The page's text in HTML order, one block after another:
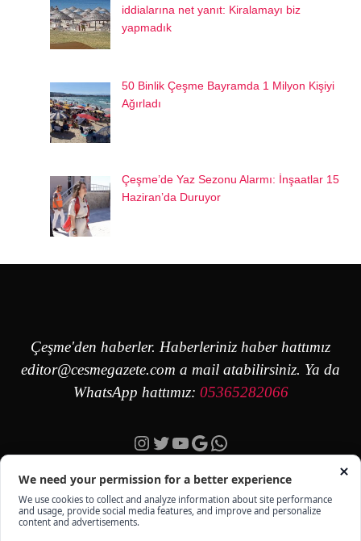
iddialarına net yanıt: Kiralamayı biz
yapmadık
50 Binlik Çeşme Bayramda 1 Milyon Kişiyi
Ağırladı
Çeşme’de Yaz Sezonu Alarmı: İnşaatlar 15
Haziran’da Duruyor
Çeşme'den haberler. Haberleriniz haber hattımız
editor@cesmegazete.com a mail atabilirsiniz. Ya da
WhatsApp hattımız: 05365282066
Instagram
Twitter
YouTube
Google
https://wa.me/